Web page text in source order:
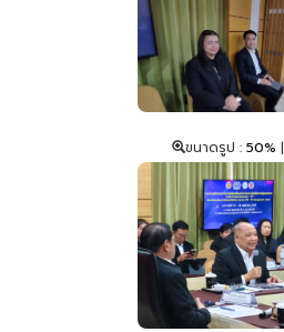
ขนาดรูป : 50% |